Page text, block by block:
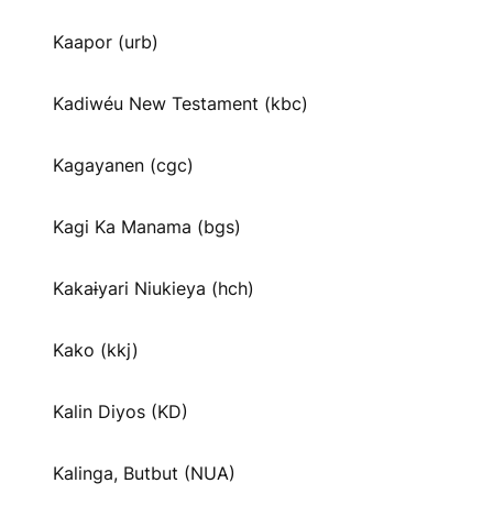
Kaapor (urb)
Kadiwéu New Testament (kbc)
Kagayanen (cgc)
Kagi Ka Manama (bgs)
Kakaɨyari Niukieya (hch)
Kako (kkj)
Kalin Diyos (KD)
Kalinga, Butbut (NUA)